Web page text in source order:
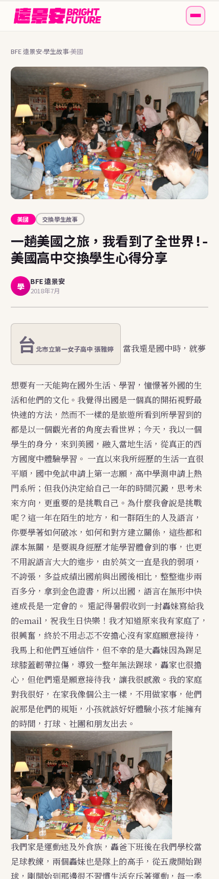
BFE 遠景安›學生故事›美國
美國 交換學生故事
一趟美國之旅，我看到了全世界 ! -
美國高中交換學生心得分享
學 BFE 遠景安
2018年7月
台北市立第一女子高中 張雅婷 當我還是國中時，就夢
想要有一天能夠在國外生活、學習，憧憬著外國的生
活和他們的文化。我覺得出國是一個真的開拓視野最
快速的方法，然而不一樣的是旅遊所看到所學習到的
都是以一個觀光者的角度去看世界；今天，我以一個
學生的身分，來到美國，融入當地生活，從真正的西
方國度中體驗學習。 一直以來我所經歷的生活一直很
平順，國中免試申請上第一志願，高中學測申請上熱
門系所；但我仍決定給自己一年的時間沉澱，思考未
來方向，更重要的是挑戰自己。為什麼我會說是挑戰
呢？這一年在陌生的地方，和一群陌生的人及語言，
你要學著如何破冰，如何和對方建立關係，這些都和
課本無關，是要親身經歷才能學習體會到的事，也更
不用說語言大大的進步，由於英文一直是我的弱項，
不誇張，多益成績出國前與出國後相比，整整進步兩
百多分，拿到金色證書，所以出國，語言在無形中快
速成長是一定會的。 還記得暑假收到一封轟妹寫給我
的email，祝我生日快樂！我才知道原來我有家庭了，
很興奮，終於不用忐忑不安擔心沒有家庭願意接待，
我馬上和他們互通信件，但不幸的是大轟妹因為踢足
球膝蓋韌帶拉傷，導致一整年無法踢球，轟家也很擔
心，但他們還是願意接待我，讓我很感激。我的家庭
對我很好，在家我像個公主一樣，不用做家事，他們
說那是他們的規矩，小孩就該好好體驗小孩才能擁有
的時間，打球、社團和朋友出去。
我們家是運動迷及外食族，轟爸下班後在我們學校當
足球教練，兩個轟妹也是隊上的高手，從五歲開始踢
球，剛開始到那邊很不習慣生活充斥著運動，每一季